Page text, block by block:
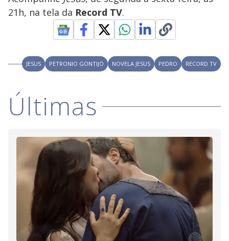
21h, na tela da Record TV.
JESUS PETRONIO GONTIJO NOVELA JESUS PEDRO RECORD TV
Últimas